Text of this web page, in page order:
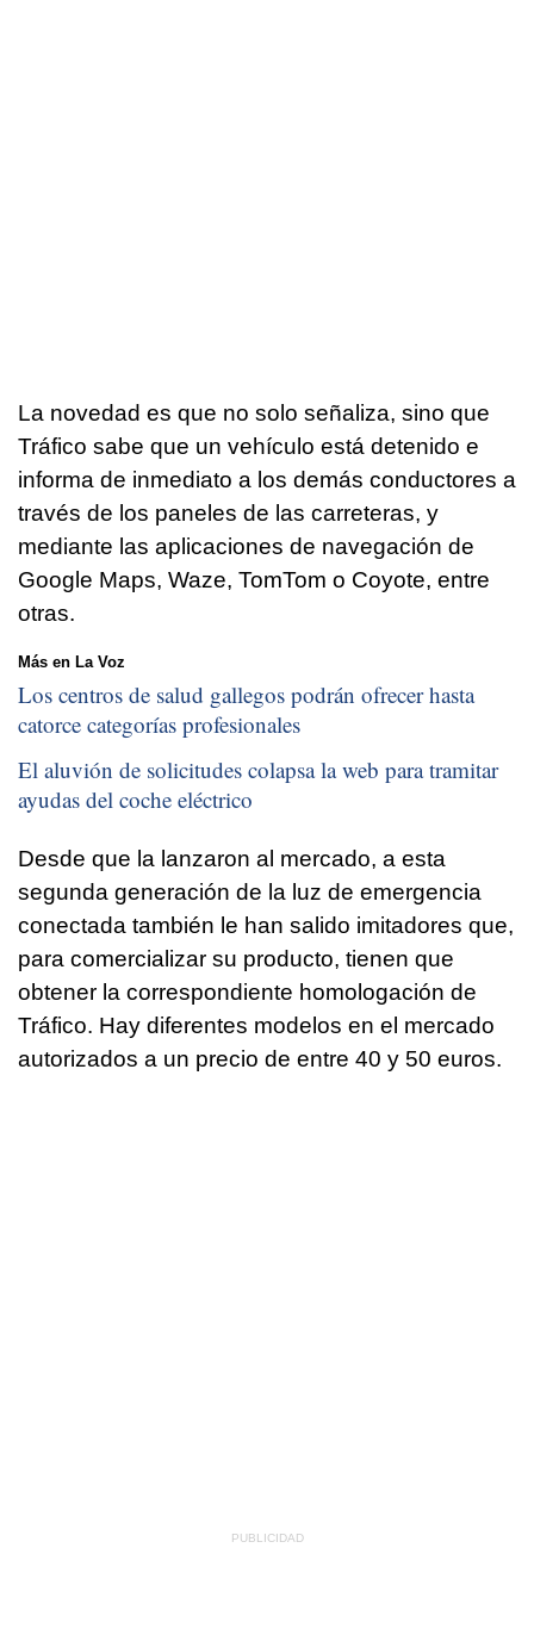
La novedad es que no solo señaliza, sino que
Tráfico sabe que un vehículo está detenido e
informa de inmediato a los demás conductores a
través de los paneles de las carreteras, y
mediante las aplicaciones de navegación de
Google Maps, Waze, TomTom o Coyote, entre
otras.
Más en La Voz
Los centros de salud gallegos podrán ofrecer hasta
catorce categorías profesionales
El aluvión de solicitudes colapsa la web para tramitar
ayudas del coche eléctrico
Desde que la lanzaron al mercado, a esta
segunda generación de la luz de emergencia
conectada también le han salido imitadores que,
para comercializar su producto, tienen que
obtener la correspondiente homologación de
Tráfico. Hay diferentes modelos en el mercado
autorizados a un precio de entre 40 y 50 euros.